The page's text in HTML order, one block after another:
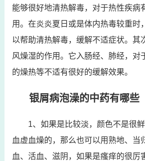
能够很好地清热解毒，对于热性疾病
用。在炎炎夏日或是体内热毒较重时
以帮助清热解毒，缓解不适症状。其
风燥湿的作用。它入肠经、肺经，对
的燥热等不适有很好的缓解效果。
银屑病泡澡的中药有哪些
1、如果是比较淡，颜色不是很
血虚血燥的，那么也可以用熟地、当
血、活血、滋阴，如果是瘙痒的很厉